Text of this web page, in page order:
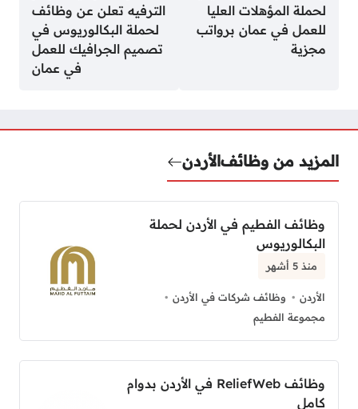
لحملة المؤهلات العليا
للعمل في عمان برواتب
مجزية
الترفيه تعلن عن وظائف
لحملة البكالوريوس في
تصميم الجرافيك للعمل
في عمان
المزيد من وظائفالأردن
وظائف الفطيم في الأردن لحملة
البكالوريوس
منذ 5 أشهر
الأردن
وظائف شركات في الأردن
مجموعة الفطيم
وظائف ReliefWeb في الأردن بدوام
كامل